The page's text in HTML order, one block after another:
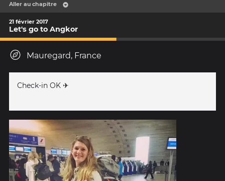
Aller au chapitre
21 février 2017
Let's go to Angkor
Mauregard, France
Check-in OK ✈